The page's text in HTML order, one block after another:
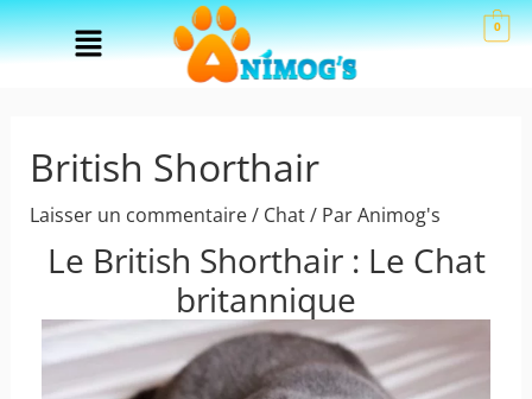
Aller
au
Menu 0
British Shorthair
Laisser un commentaire/ Chat/ ParAnimog's
Le British Shorthair : Le Chat
britannique